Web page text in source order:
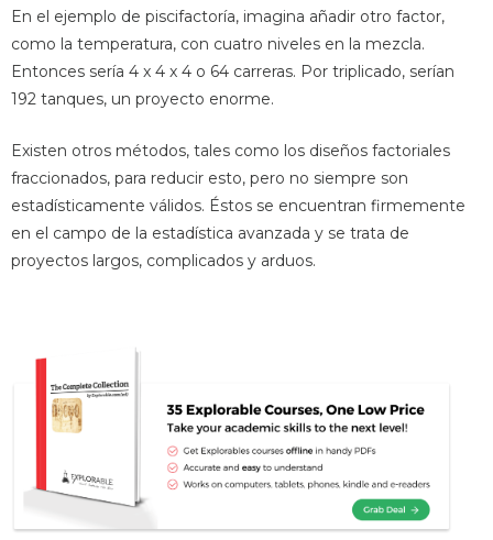
En el ejemplo de piscifactoría, imagina añadir otro factor,
como la temperatura, con cuatro niveles en la mezcla.
Entonces sería 4 x 4 x 4 o 64 carreras. Por triplicado, serían
192 tanques, un proyecto enorme.
Existen otros métodos, tales como los diseños factoriales
fraccionados, para reducir esto, pero no siempre son
estadísticamente válidos. Éstos se encuentran firmemente
en el campo de la estadística avanzada y se trata de
proyectos largos, complicados y arduos.